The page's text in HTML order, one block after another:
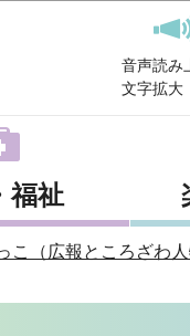
音声読み
文字拡大
福祉
こ（広報ところざわ人